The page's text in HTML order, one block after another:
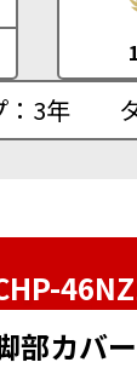
：3年
部カバ